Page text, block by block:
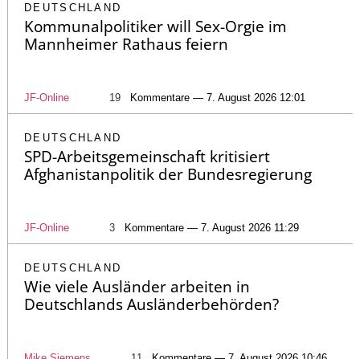
DEUTSCHLAND
Kommunalpolitiker will Sex-Orgie im
Mannheimer Rathaus feiern
JF-Online 19 Kommentare — 7. August 2026 12:01
DEUTSCHLAND
SPD-Arbeitsgemeinschaft kritisiert
Afghanistanpolitik der Bundesregierung
JF-Online 3 Kommentare — 7. August 2026 11:29
DEUTSCHLAND
Wie viele Ausländer arbeiten in
Deutschlands Ausländerbehörden?